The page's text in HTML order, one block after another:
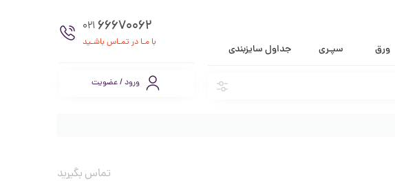
ورق سپـری جداول سایزبندی
66670062
021
با مـا در تمـاس باشـید
ورود / عضویت
تماس بگیرید